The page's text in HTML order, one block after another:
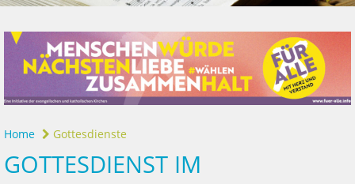
Home Gottesdienste
GOTTESDIENST IM